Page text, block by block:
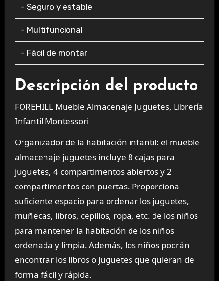
– Seguro y estable
– Multifuncional
– Fácil de montar
Descripción del producto
FOREHILL Mueble Almacenaje Juguetes, Librería
Infantil Montessori
Organizador de la habitación infantil: el mueble
almacenaje juguetes incluye 8 cajas para
juguetes, 4 compartimentos abiertos y 2
compartimentos con puertas. Proporciona
suficiente espacio para ordenar los juguetes,
muñecas, libros, cepillos, ropa, etc. de los niños
para mantener la habitación de los niños
ordenada y limpia. Además, los niños podrán
encontrar los libros o juguetes que quieran de
forma fácil y rápida.